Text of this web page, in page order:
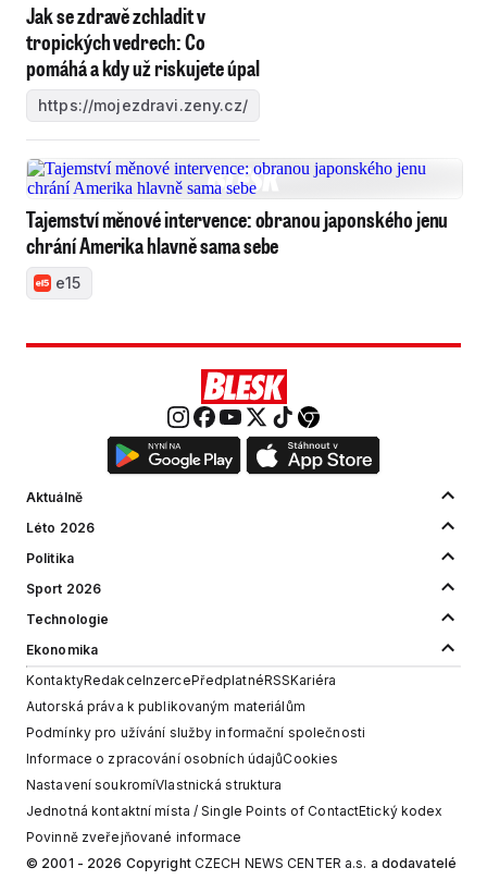
Jak se zdravě zchladit v
tropických vedrech: Co
pomáhá a kdy už riskujete úpal
https://mojezdravi.zeny.cz/
Tajemství měnové intervence: obranou japonského jenu
chrání Amerika hlavně sama sebe
e15
Aktuálně
Léto 2026
Politika
Sport 2026
Technologie
Ekonomika
KontaktyRedakceInzercePředplatnéRSSKariéra
Autorská práva k publikovaným materiálům
Podmínky pro užívání služby informační společnosti
Informace o zpracování osobních údajůCookies
Nastavení soukromíVlastnická struktura
Jednotná kontaktní místa / Single Points of ContactEtický kodex
Povinně zveřejňované informace
© 2001 - 2026 Copyright CZECH NEWS CENTER a.s. a dodavatelé